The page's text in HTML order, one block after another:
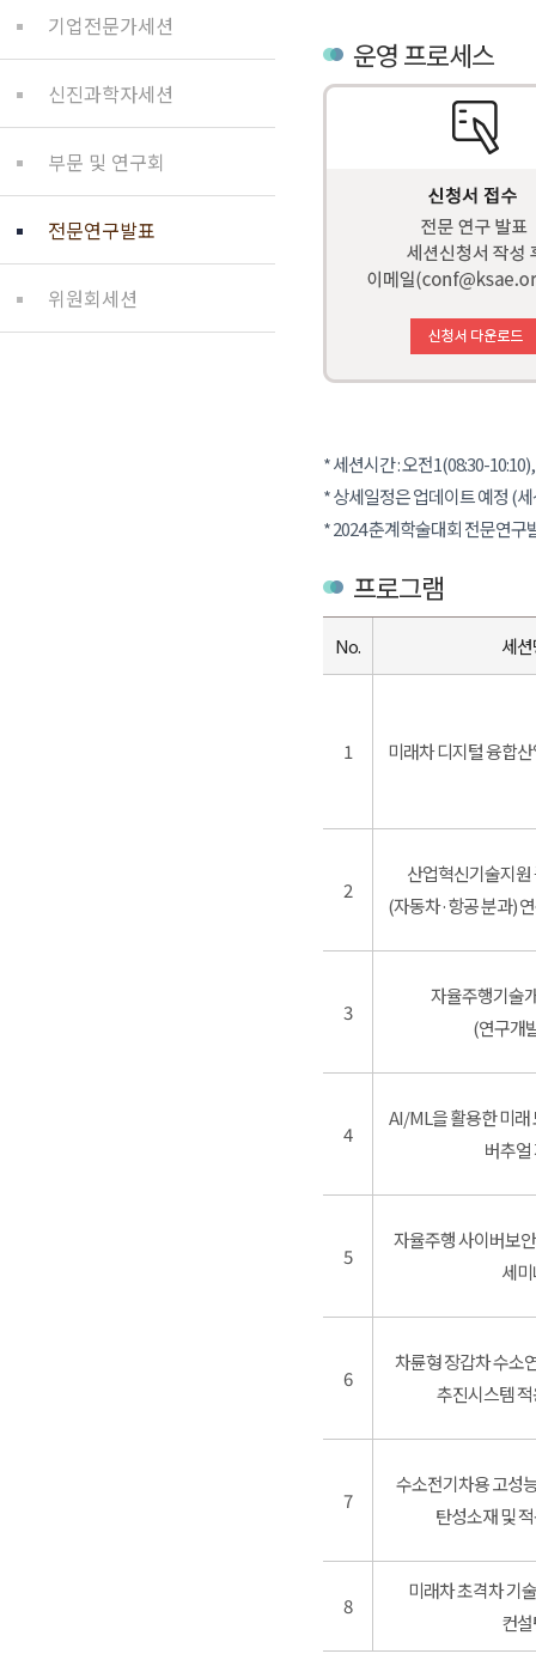
기업전문가세션
신진과학자세션
부문 및 연구회
전문연구발표
위원회세션
운영 프로세스
* 세션시간 : 오전1(08:30-
* 상세일정은 업데이트 예정 (
* 2024 춘계학술대회 전문연구
프로그램
No. 세
1 미래차 디지털 융합
2
산업혁신기술지
(자동차·항공 분과)
3
자율주행기술
(연구개
4
AI/ML을 활용한 미래
버추얼
5
자율주행 사이버보
세
6
차륜형 장갑차 수소
추진시스템
7
수소전기차용 고성
탄성소재 및
8
미래차 초격차 기
컨